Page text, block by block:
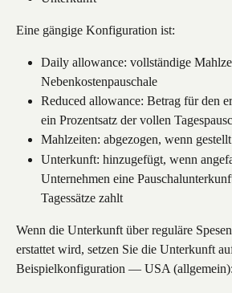
Eine gängige Konfiguration ist:
Daily allowance: vollständige
Nebenkostenpauschale
Reduced allowance: Betrag für den
ein Prozentsatz der vollen
Mahlzeiten: abgezogen, wenn gestellt
Unterkunft: hinzugefügt, wenn
Unternehmen eine
Tagessätze zahlt
Wenn die Unterkunft über reguläre
erstattet wird, setzen Sie die Unterkunft
Beispielkonfiguration — USA (allgemein):